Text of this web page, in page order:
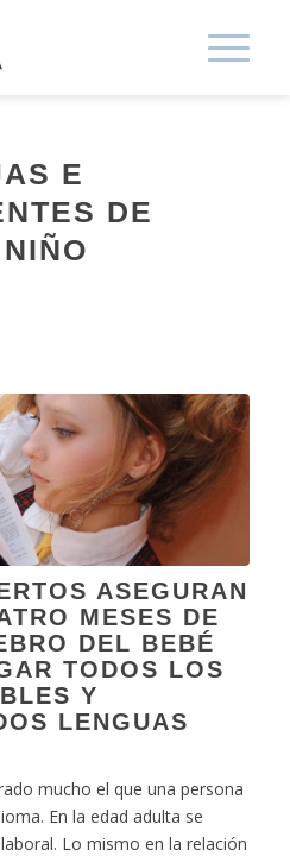
E
DE
ASEGURAN
MESES DE
DEL BEBÉ
TODOS LOS
Y
LENGUAS
mucho el que una persona
En la edad adulta se
Lo mismo en la relación